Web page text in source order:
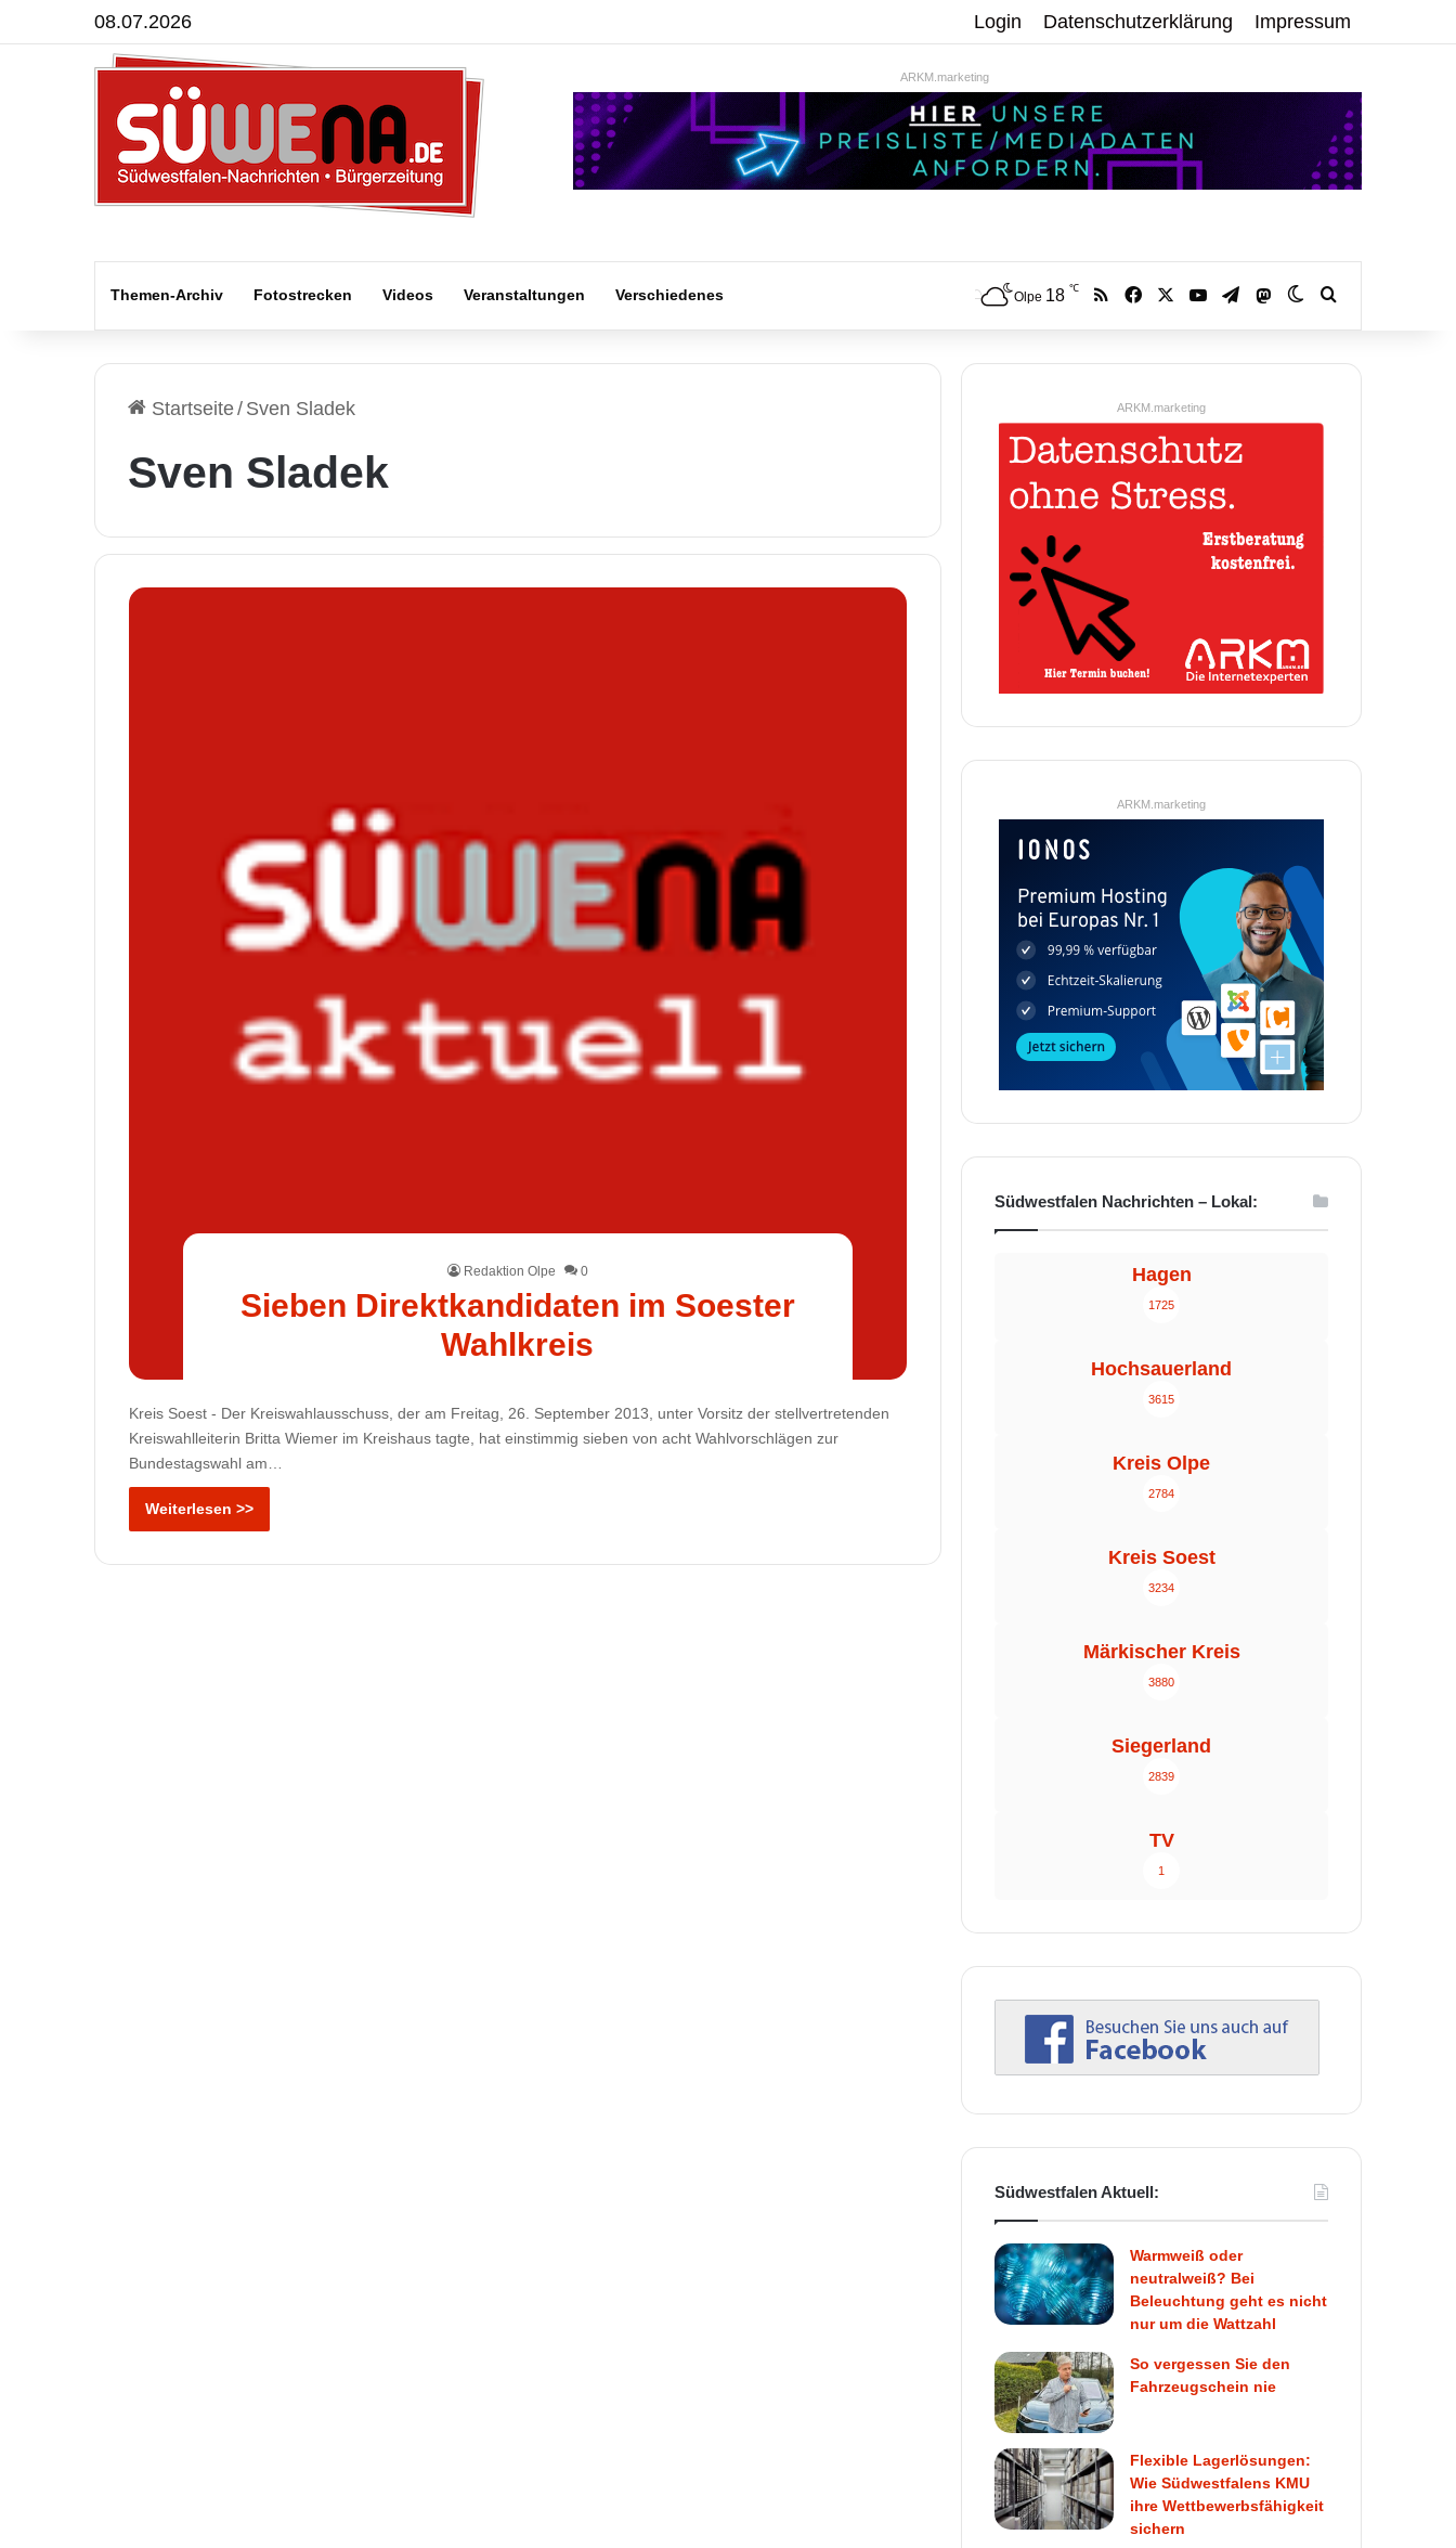
08.07.2026 Login Datenschutzerklärung Impressum
ARKM.marketing
Themen-Archiv Fotostrecken Videos Veranstaltungen Verschiedenes Olpe 18 ℃ RSS Facebook YouTubeTelegramMastodonSkin umschalten
Startseite/ Sven Sladek
Sven Sladek
Redaktion Olpe 0
Sieben Direktkandidaten im Soester
Wahlkreis
Kreis Soest - Der Kreiswahlausschuss, der am Freitag, 26. September 2013, unter Vorsitz der stellvertretenden
Kreiswahlleiterin Britta Wiemer im Kreishaus tagte, hat einstimmig sieben von acht Wahlvorschlägen zur
Bundestagswahl am…
Weiterlesen >>
ARKM.marketing
ARKM.marketing
Südwestfalen Nachrichten – Lokal:
Hagen
1725
Hochsauerland
3615
Kreis Olpe
2784
Kreis Soest
3234
Märkischer Kreis
3880
Siegerland
2839
TV
1
Südwestfalen Aktuell:
Warmweiß oder
neutralweiß? Bei
Beleuchtung geht es nicht
nur um die Wattzahl
So vergessen Sie den
Fahrzeugschein nie
Flexible Lagerlösungen:
Wie Südwestfalens KMU
ihre Wettbewerbsfähigkeit
sichern